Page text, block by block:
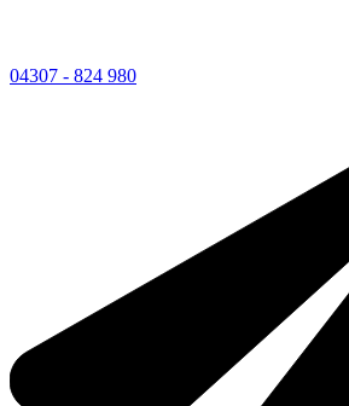
04307 - 824 980